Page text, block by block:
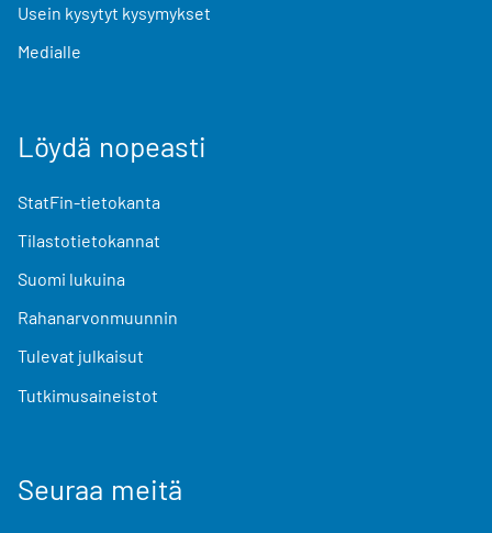
Usein kysytyt kysymykset
Medialle
Löydä nopeasti
StatFin-tietokanta
Tilastotietokannat
Suomi lukuina
Rahanarvonmuunnin
Tulevat julkaisut
Tutkimusaineistot
Seuraa meitä